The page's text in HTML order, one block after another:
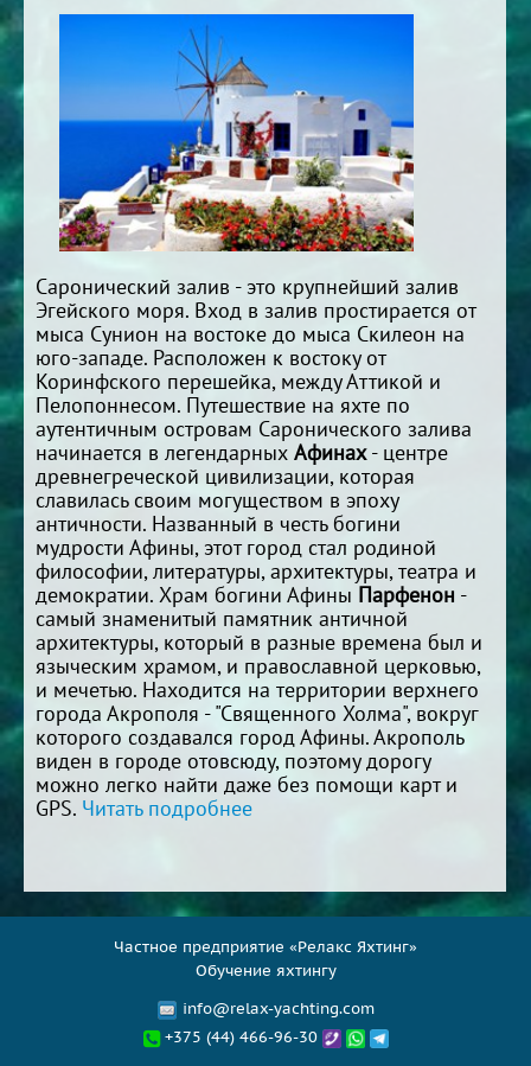
Саронический залив - это крупнейший залив
Эгейского моря. Вход в залив простирается от
мыса Сунион на востоке до мыса Скилеон на
юго-западе. Расположен к востоку от
Коринфского перешейка, между Аттикой и
Пелопоннесом. Путешествие на яхте по
аутентичным островам Саронического залива
начинается в легендарных Афинах- центре
древнегреческой цивилизации, которая
славилась своим могуществом в эпоху
античности. Названный в честь богини
мудрости Афины, этот город стал родиной
философии, литературы, архитектуры, театра и
демократии. Храм богини Афины Парфенон -
самый знаменитый памятник античной
архитектуры, который в разные времена был и
языческим храмом, и православной церковью,
и мечетью. Находится на территории верхнего
города Акрополя - "Священного Холма", вокруг
которого создавался город Афины. Акрополь
виден в городе отовсюду, поэтому дорогу
можно легко найти даже без помощи карт и
GPS. Читать подробнее
Частное предприятие «Релакс Яхтинг»
Обучение яхтингу
info@relax-yachting.com
+375 (44) 466-96-30